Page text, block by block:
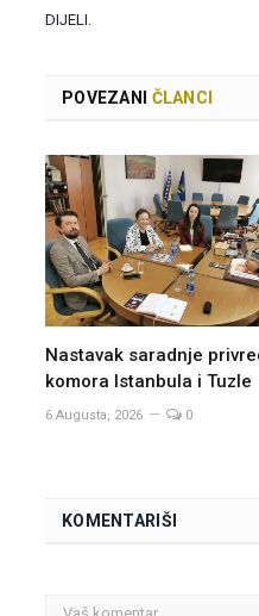
DIJELI.
POVEZANI ČLANCI
Nastavak saradnje
komora Istanbula i Tuzle
6 Augusta, 2026 0
KOMENTARIŠI